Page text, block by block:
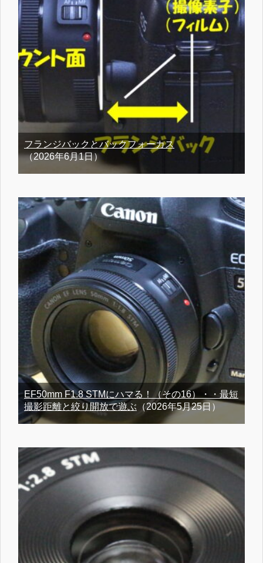
フランジバックとバックフォーカス
（2026年6月1日）
EF50mm F1.8 STMにハマる！（その16）・・最短
撮影距離と絞り開放で遊ぶ （2026年5月25日）